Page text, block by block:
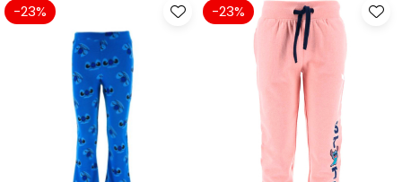
-23% -23%